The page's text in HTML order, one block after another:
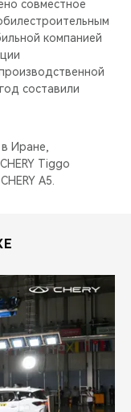
совместное
компанией
составили
Иране,
Tiggo
A5.